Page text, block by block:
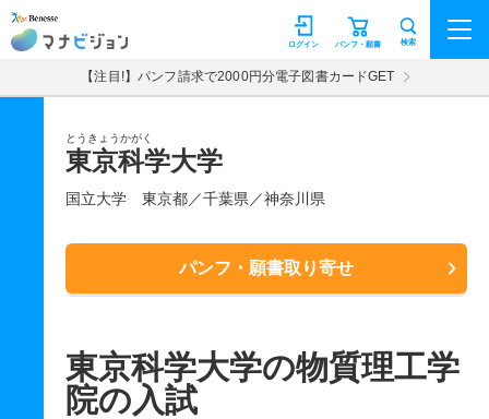
マナビジョン パンフ・願書
ログイン 検索
【注目!】パンフ請求で2000円分電子図書カードGET
とうきょうかがく
東京科学大学
国立大学 東京都／千葉県／神奈川県
パンフ・願書取り寄せ
東京科学大学の物質理工学
院の入試